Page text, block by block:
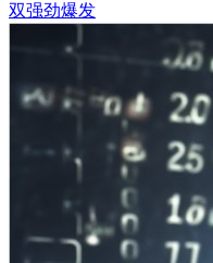
双强劲爆发